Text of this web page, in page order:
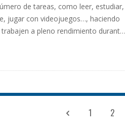
de tareas, como leer, estudiar,
jugar con videojuegos…, haciendo
a pleno rendimiento durante
la llegada del nuevo curso a los
1 2